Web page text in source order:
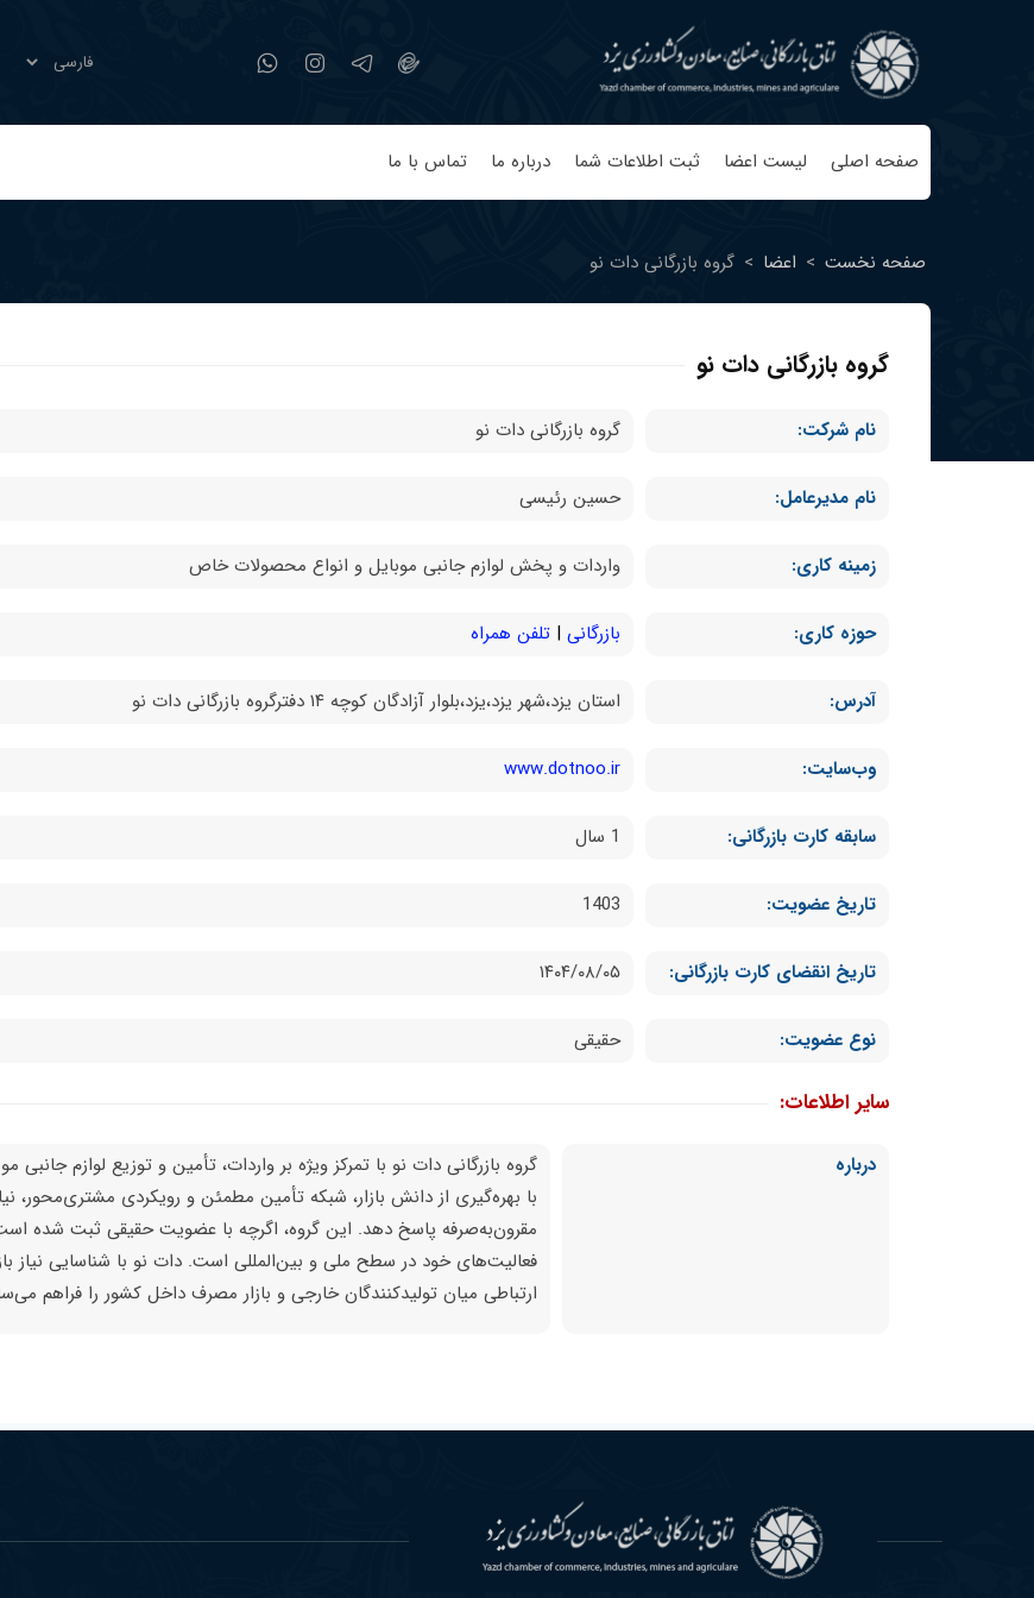
صفحه اصلی لیست اعضا ثبت اطلاعات شما درباره ما تماس با ما
صفحه نخست > اعضا > گروه بازرگانی دات نو
گروه بازرگانی دات نو
نام شرکت: گروه بازرگانی دات نو
نام مدیرعامل: حسین رئیسی
زمینه کاری: واردات و پخش لوازم جانبی موبایل و انواع محصولات خاص
حوزه کاری: بازرگانی تلفن همراه
آدرس: استان یزد،شهر یزد،یزد،بلوار آزادگان کوچه ۱۴ دفترگروه بازرگانی دات نو
وب‌سایت: www.dotnoo.ir
سابقه کارت بازرگانی: 1 سال
تاریخ عضویت: 1403
تاریخ انقضای کارت بازرگانی: ۱۴۰۴/۰۸/۰۵
نوع عضویت: حقیقی
سایر اطلاعات:
درباره
گروه بازرگانی دات نو با تمرکز ویژه بر واردات، تأمین و توزیع لوازم
با بهره‌گیری از دانش بازار، شبکه تأمین مطمئن و رویکردی مشتری‌محور،
مقرون‌به‌صرفه پاسخ دهد. این گروه، اگرچه با عضویت حقیقی ثبت شده
فعالیت‌های خود در سطح ملی و بین‌المللی است. دات نو با شناسایی نیاز
ارتباطی میان تولیدکنندگان خارجی و بازار مصرف داخل کشور را فراهم